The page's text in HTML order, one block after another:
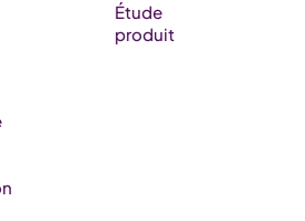
Étude
produit